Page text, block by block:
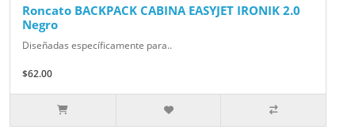
Roncato BACKPACK CABINA EASYJET IRONIK 2.0
Negro
Diseñadas específicamente para..
$62.00